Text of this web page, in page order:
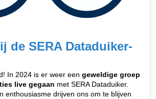
de SERA Dataduiker-
In 2024 is er weer een geweldige groep
live gegaan met SERA Dataduiker.
enthousiasme drijven ons om te blijven